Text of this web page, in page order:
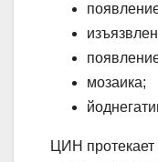
мозаика;
ЦИН протекает